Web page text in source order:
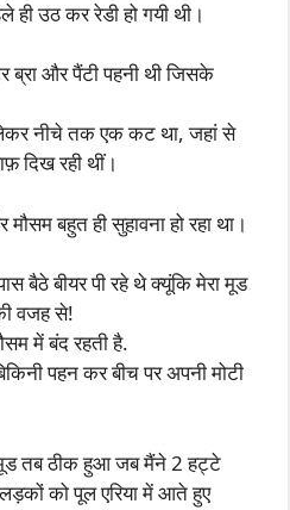
उठ कर रेडी हो गयी थी।
ब्रा और पैंटी पहनी थी जिसके
नीचे तक एक कट था, जहां से
दिख रही थीं।
बहुत ही सुहावना हो रहा था।
बैठे बीयर पी रहे थे क्यूंकि मेरा मूड
वजह से!
में बंद रहती है.
पहन कर बीच पर अपनी मोटी
तब ठीक हुआ जब मैंने 2 हट्टे
को पूल एरिया में आते हुए